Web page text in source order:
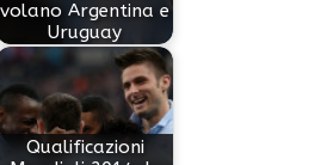
volano Argentina e
Uruguay
Qualificazioni